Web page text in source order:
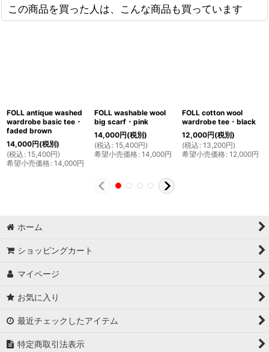
この商品を買った人は、こんな商品も買っています
FOLL antique washed
wardrobe basic tee・
faded brown
14,000円(税別)
(税込 : 15,400円)
希望小売価格: 14,000円
FOLL washable wool
big scarf・pink
14,000円(税別)
(税込 : 15,400円)
希望小売価格: 14,000円
FOLL cotton wool
wardrobe tee・black
12,000円(税別)
(税込 : 13,200円)
希望小売価格: 12,000円
ホーム
ショッピングカート
マイページ
お気に入り
最近チェックしたアイテム
特定商取引法表示